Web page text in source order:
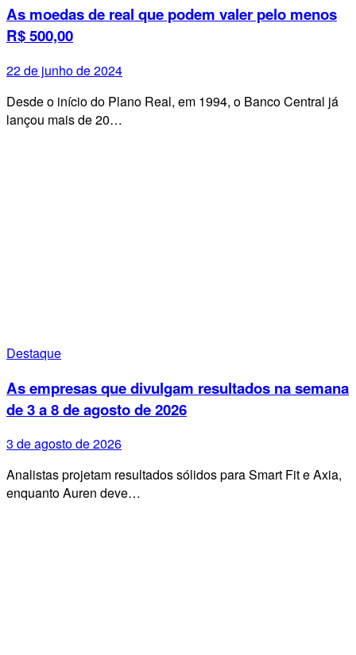
As moedas de real que podem valer pelo menos
R$ 500,00
22 de junho de 2024
Desde o início do Plano Real, em 1994, o Banco Central já
lançou mais de 20…
Destaque
As empresas que divulgam resultados na semana
de 3 a 8 de agosto de 2026
3 de agosto de 2026
Analistas projetam resultados sólidos para Smart Fit e Axia,
enquanto Auren deve…